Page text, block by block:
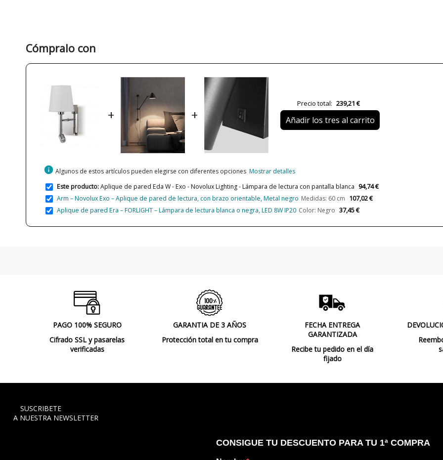
Casquillo
Lumens (LED)
Clase
Certificados
Uso
Cómpralo con
+ +
Precio total: 239,21 €
Añadir los tres al carrito
info Algunos de estos artículos pueden elegirse con diferentes opciones Mostrar detalles
Este producto:Aplique de pared Eda W - Exo - Novolux Lighting - Lámpara de lectura con pantalla blanca 94,74 €
Arm – Novolux Exo – Aplique de pared de lectura, con brazo orientable, Metal negro Medidas: 60 cm 107,02 €
Aplique de pared Era – FORLIGHT – Lámpara de lectura blanca o negra, LED 8W IP20 Color: Negro 37,45 €
PAGO 100% SEGURO
Cifrado SSL y pasarelas
verificadas
GARANTIA DE 3 AÑOS
Protección total en tu compra
FECHA ENTREGA
GARANTIZADA
Recibe tu pedido en el día
fijado
SUSCRIBETE
A NUESTRA NEWSLETTER